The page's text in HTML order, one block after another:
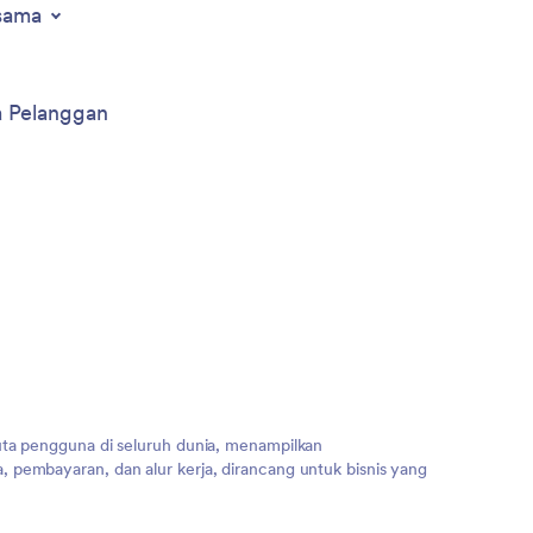
Pelanggan
pengguna di seluruh dunia, menampilkan
dan alur kerja, dirancang untuk bisnis yang